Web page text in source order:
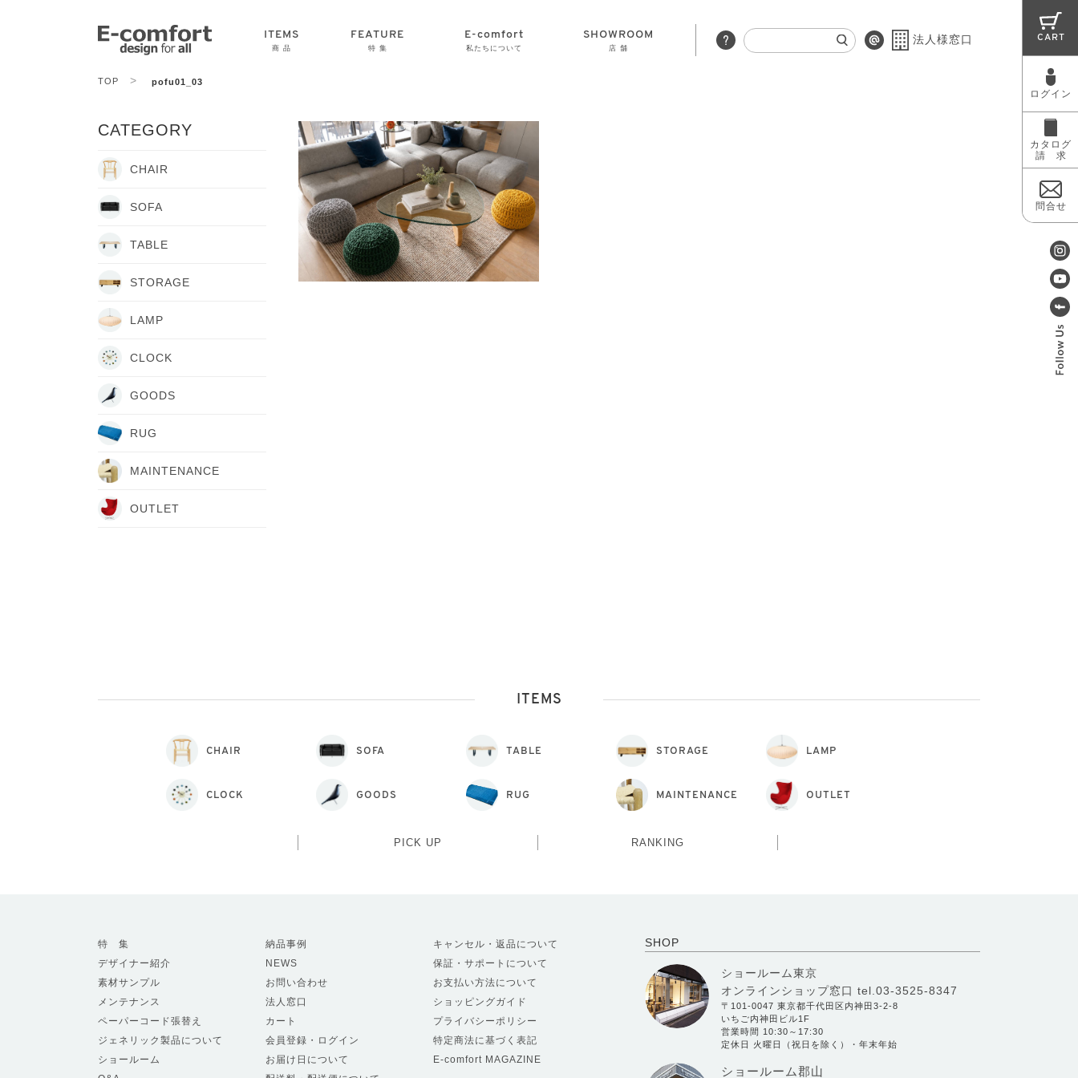
ITEMS
商 品
FEATURE
特 集
E-comfort
私たちについて
いて
SHOWROOM
店 舗
法人様窓口 CART
ログイン
カタログ
請 求
問合せ
TOP > pofu01_03
CATEGORY
CHAIR
SOFA
TABLE
STORAGE
LAMP
CLOCK
GOODS
RUG
MAINTENANCE
OUTLET
ITEMS
CHAIR SOFA TABLE STORAGE LAMP
CLOCK GOODS RUG MAINTENANCE OUTLET
PICK UP RANKING
SHOP
ショールーム東京
オンラインショップ窓口 tel.03-3525-8347
〒101-0047 東京都千代田区内神田3-2-8
いちご内神田ビル1F
営業時間 10:30～17:30
定休日 火曜日（祝日を除く）・年末年始
ショールーム郡山
特 集
デザイナー紹介
素材サンプル
メンテナンス
ペーパーコード張替え
ジェネリック製品について
ショールーム
納品事例
NEWS
お問い合わせ
法人窓口
カート
会員登録・ログイン
お届け日について
キャンセル・返品について
保証・サポートについて
お支払い方法について
ショッピングガイド
プライバシーポリシー
特定商法に基づく表記
E-comfort MAGAZINE